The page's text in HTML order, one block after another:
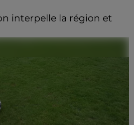
interpelle la région et